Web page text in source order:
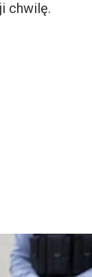
chwilę.